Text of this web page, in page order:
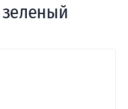
зеленый